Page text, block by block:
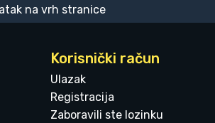
na vrh stranice
Korisnički račun
Ulazak
Registracija
Zaboravili ste lozinku